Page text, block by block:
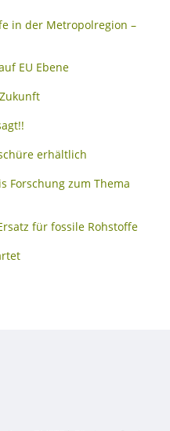
in der Metropolregion –
EU Ebene
erhältlich
Forschung zum Thema
für fossile Rohstoffe